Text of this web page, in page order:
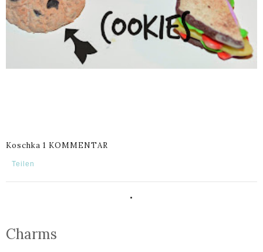
Koschka 1 KOMMENTAR
Teilen
.
Charms